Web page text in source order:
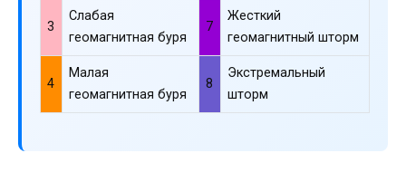
3
Слабая
геомагнитная буря
7
Жесткий
геомагнитный шторм
4
Малая
геомагнитная буря
8
Экстремальный
шторм